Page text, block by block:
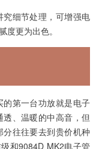
细节处理，可增强电
度更为出色。
第一台功放就是电子
、温暖的中高音，但
往往要去到贵价机种
和9084D MK2电子管